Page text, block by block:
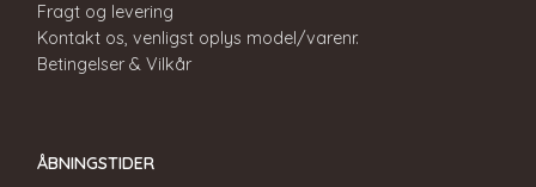
Fragt og levering
Kontakt os, venligst oplys model/varenr.
Betingelser & Vilkår
ÅBNINGSTIDER